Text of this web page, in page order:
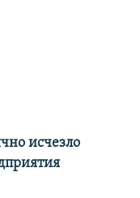
исчезло